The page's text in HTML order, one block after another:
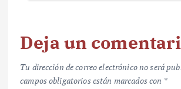
Deja un
Tu dirección de correo electrónico no será
campos obligatorios están marcados con *